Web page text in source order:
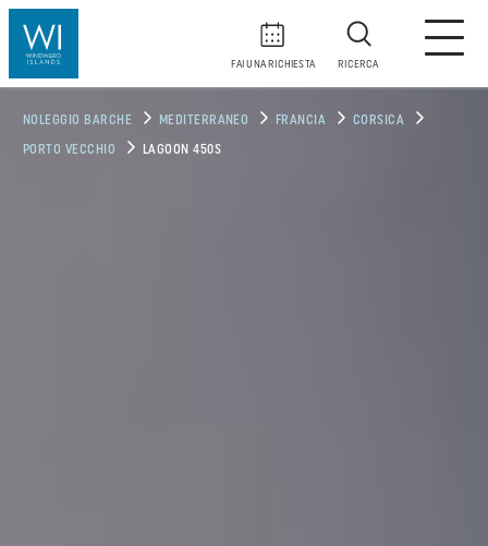
FAI UNA RICHIESTA RICERCA
NOLEGGIO BARCHE MEDITERRANEO FRANCIA CORSICA
PORTO VECCHIO LAGOON 450S